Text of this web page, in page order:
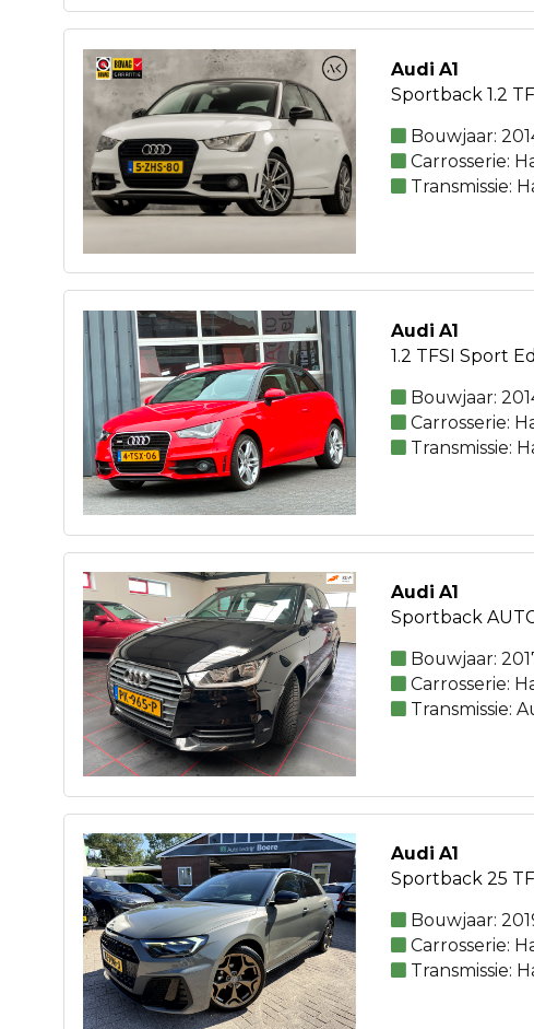
Audi A1
Sportback 1.2
Bouwjaar:
Carrosserie:
Transmissie:
Audi A1
1.2 TFSI Sport
Bouwjaar:
Carrosserie:
Transmissie:
Audi A1
Sportback
Bouwjaar:
Carrosserie:
Transmissie:
Audi A1
Sportback 25
Bouwjaar:
Carrosserie:
Transmissie: